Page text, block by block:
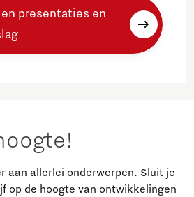
presentaties en
aan allerlei onderwerpen. Sluit je
op de hoogte van ontwikkelingen